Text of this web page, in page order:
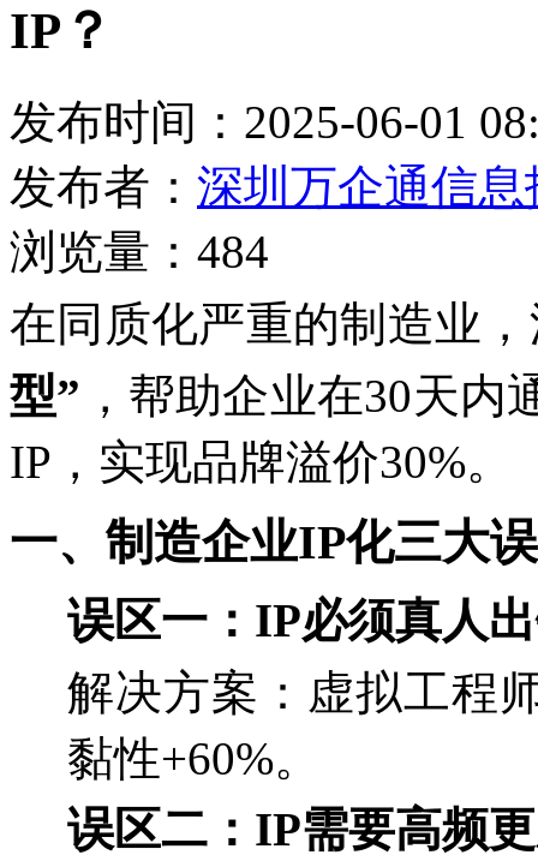
IP？
发布时间：2025-06-01
发布者： 深圳万企通信
浏览量：484
在同质化严重的制造业
型” ，帮助企业在30天内
IP，实现品牌溢价30%。
一、制造企业IP化三大
误区一： IP必须真人
解决方案 ：虚拟工程
黏性+60%。
误区二： IP需要高频